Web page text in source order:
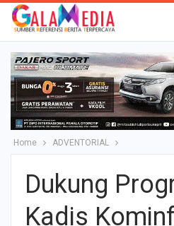
Home ADVENTORIAL
Dukung
Kadis